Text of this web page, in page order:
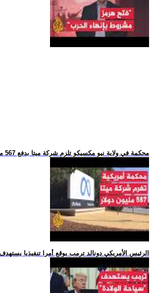
.. محكمة في ولاية نيو مكسيكو تلزم شركة ميتا بدفع 567 مليون دولا
.. الرئيس الأمريكي دونالد ترمب يوقع أمرا تنفيذيا